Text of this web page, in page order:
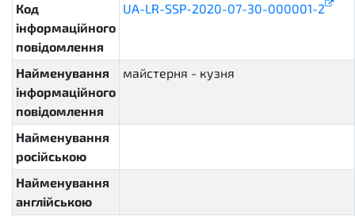
Код
інформаційного
повідомлення
UA-LR-SSP-2020-07-30-000001-2
Найменування
інформаційного
повідомлення
майстерня - кузня
Найменування
російською
Найменування
англійською